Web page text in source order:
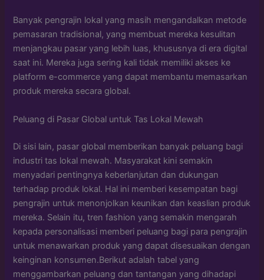
Banyak pengrajin lokal yang masih mengandalkan metode
pemasaran tradisional, yang membuat mereka kesulitan
menjangkau pasar yang lebih luas, khususnya di era digital
saat ini. Mereka juga sering kali tidak memiliki akses ke
platform e-commerce yang dapat membantu memasarkan
produk mereka secara global.
Peluang di Pasar Global untuk Tas Lokal Mewah
Di sisi lain, pasar global memberikan banyak peluang bagi
industri tas lokal mewah. Masyarakat kini semakin
menyadari pentingnya keberlanjutan dan dukungan
terhadap produk lokal. Hal ini memberi kesempatan bagi
pengrajin untuk menonjolkan keunikan dan keaslian produk
mereka. Selain itu, tren fashion yang semakin mengarah
kepada personalisasi memberi peluang bagi para pengrajin
untuk menawarkan produk yang dapat disesuaikan dengan
keinginan konsumen.Berikut adalah tabel yang
menggambarkan peluang dan tantangan yang dihadapi